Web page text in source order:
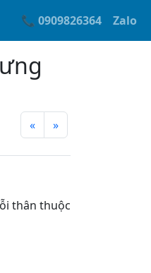
📞 0909826364 Zalo
« »
thân thuộc